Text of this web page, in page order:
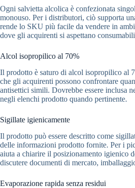
Ogni salvietta alcolica è confezionata
monouso. Per i distributori, ciò supporta
rende lo SKU più facile da vendere in
dove gli acquirenti si aspettano
Alcol isopropilico al 70%
Il prodotto è saturo di alcol isopropilico al
che gli acquirenti possono confrontare
antisettici simili. Dovrebbe essere inclusa
negli elenchi prodotto quando pertinente.
Sigillate igienicamente
Il prodotto può essere descritto come
delle informazioni prodotto fornite. Per i
aiuta a chiarire il posizionamento igienico
discutere documenti di mercato,
Evaporazione rapida senza residui